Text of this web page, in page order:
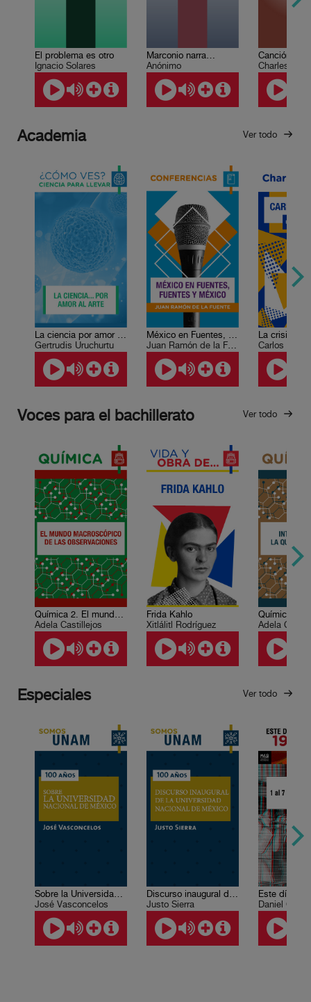
El problema es otro
Ignacio Solares
Marconio narra…
Anónimo
Canción de
Charles
Academia Ver todo
La ciencia por amor al arte
Gertrudis Uruchurtu
México en Fuentes, Fuentes y México
Juan Ramón de la Fuente
La crisis
Carlos
Voces para el bachillerato Ver todo
Química 2. El mundo macroscópico de las observaciones
Adela Castillejos
Frida Kahlo
Xitlálitl Rodríguez
Adela
Especiales Ver todo
Sobre la Universidad Nacional de México
José Vasconcelos
Discurso inaugural de la Universidad Nacional de México
Justo Sierra
Daniel Cazés